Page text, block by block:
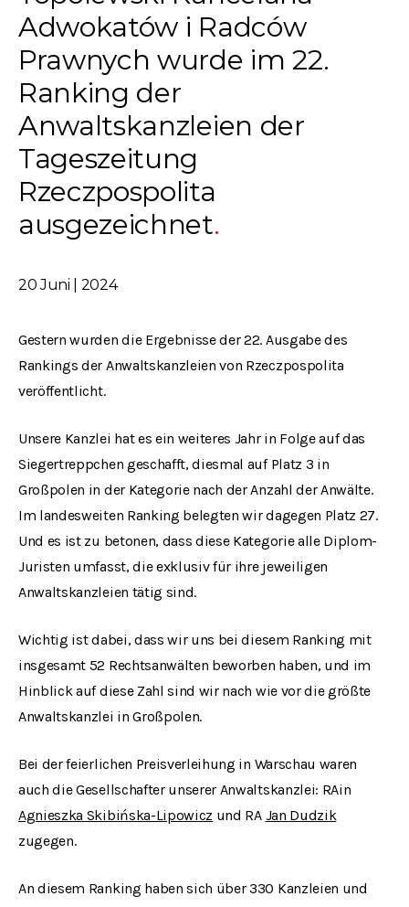
Adwokatów i Radców
Prawnych wurde im 22.
Ranking der
Anwaltskanzleien der
Tageszeitung
Rzeczpospolita
ausgezeichnet
20 Juni | 2024
Gestern wurden die Ergebnisse der 22. Ausgabe des
Rankings der Anwaltskanzleien von Rzeczpospolita
veröffentlicht.
Unsere Kanzlei hat es ein weiteres Jahr in Folge auf das
Siegertreppchen geschafft, diesmal auf Platz 3 in
Großpolen in der Kategorie nach der Anzahl der Anwälte.
Im landesweiten Ranking belegten wir dagegen Platz 27.
Und es ist zu betonen, dass diese Kategorie alle Diplom-
Juristen umfasst, die exklusiv für ihre jeweiligen
Anwaltskanzleien tätig sind.
Wichtig ist dabei, dass wir uns bei diesem Ranking mit
insgesamt 52 Rechtsanwälten beworben haben, und im
Hinblick auf diese Zahl sind wir nach wie vor die größte
Anwaltskanzlei in Großpolen.
Bei der feierlichen Preisverleihung in Warschau waren
auch die Gesellschafter unserer Anwaltskanzlei: RAin
Agnieszka Skibińska-Lipowicz und RA Jan Dudzik
zugegen.
An diesem Ranking haben sich über 330 Kanzleien und